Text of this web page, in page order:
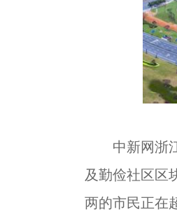
中新网浙江
及勤俭社区区
两的市民正在